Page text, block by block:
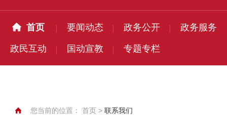
首页 要闻动态 政务公开 政务服务
政民互动 国动宣教 专题专栏
您当前的位置： 首页 > 联系我们